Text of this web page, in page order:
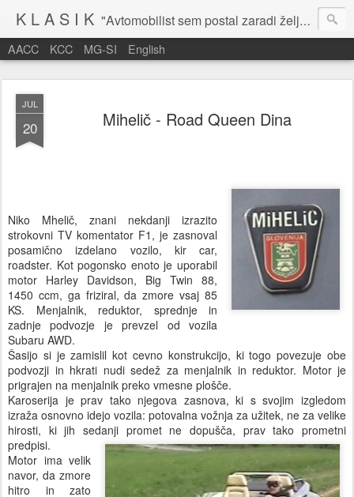
K L A S I K "Avtomobilist sem postal zaradi želje po potovanju in dejavnosti v prostem času." Baron Anton Codelli
AACC KCC MG-SI English
JUL
20 Mihelič - Road Queen Dina
Niko Mhelič, znani nekdanji izrazito
strokovni TV komentator F1, je zasnoval
posamično izdelano vozilo, kir car,
roadster. Kot pogonsko enoto je uporabil
motor Harley Davidson, Big Twin 88,
1450 ccm, ga friziral, da zmore vsaj 85
KS. Menjalnik, reduktor, sprednje in
zadnje podvozje je prevzel od vozila
Subaru AWD.
Šasijo si je zamislil kot cevno konstrukcijo, ki togo povezuje obe
podvozji in hkrati nudi sedež za menjalnik in reduktor. Motor je
prigrajen na menjalnik preko vmesne plošče.
Karoserija je prav tako njegova zasnova, ki s svojim izgledom
izraža osnovno idejo vozila: potovalna vožnja za užitek, ne za velike
hirosti, ki jih sedanji promet ne dopušča, prav tako prometni
predpisi.
Motor ima velik
navor, da zmore
hitro in zato